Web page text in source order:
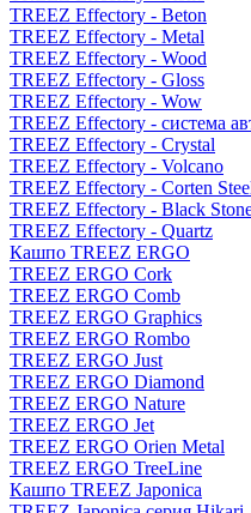
TREEZ Effectory - Beton
TREEZ Effectory - Metal
TREEZ Effectory - Wood
TREEZ Effectory - Gloss
TREEZ Effectory - Wow
TREEZ Effectory - система
TREEZ Effectory - Crystal
TREEZ Effectory - Volcano
TREEZ Effectory - Corten
TREEZ Effectory - Black
TREEZ Effectory - Quartz
Кашпо TREEZ ERGO
TREEZ ERGO Cork
TREEZ ERGO Comb
TREEZ ERGO Graphics
TREEZ ERGO Rombo
TREEZ ERGO Just
TREEZ ERGO Diamond
TREEZ ERGO Nature
TREEZ ERGO Jet
TREEZ ERGO Orien Metal
TREEZ ERGO TreeLine
Кашпо TREEZ Japonica